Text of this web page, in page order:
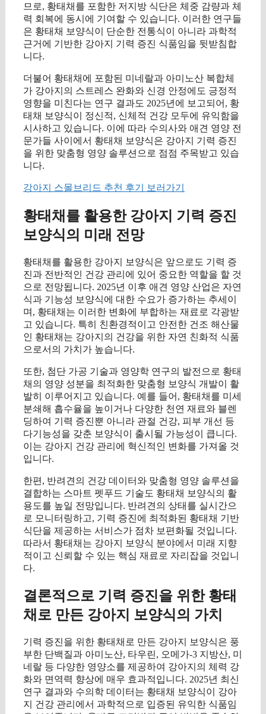
므로, 황태채를 포함한 저지방 식단은 체중 감량과 체
력 회복에 동시에 기여할 수 있습니다. 이러한 연구들
은 황태채 보양식이 단순한 전통식이 아니라 과학적
근거에 기반한 강아지 기력 증진 식품임을 뒷받침합
니다.
더불어 황태채에 포함된 미네랄과 아미노산 복합체
가 강아지의 스트레스 완화와 신경 안정에도 긍정적
영향을 미친다는 연구 결과도 2025년에 보고되어, 황
태채 보양식이 정신적, 신체적 건강 모두에 유익함을
시사하고 있습니다. 이에 따라 수의사와 애견 영양 전
문가들 사이에서 황태채 보양식은 강아지 기력 증진
을 위한 맞춤형 영양 솔루션으로 점점 주목받고 있습
니다.
강아지 스몰브리드 추천 후기 보러가기
황태채를 활용한 강아지 기력 증진
보양식의 미래 전망
황태채를 활용한 강아지 보양식은 앞으로도 기력 증
진과 전반적인 건강 관리에 있어 중요한 역할을 할 것
으로 전망됩니다. 2025년 이후 애견 영양 산업은 자연
식과 기능성 보양식에 대한 수요가 증가하는 추세이
며, 황태채는 이러한 변화에 부합하는 재료로 각광받
고 있습니다. 특히 친환경적이고 안전한 건조 해산물
인 황태채는 강아지의 건강을 위한 자연 친화적 식품
으로서의 가치가 높습니다.
또한, 첨단 가공 기술과 영양학 연구의 발전으로 황태
채의 영양 성분을 최적화한 맞춤형 보양식 개발이 활
발히 이루어지고 있습니다. 예를 들어, 황태채를 미세
분쇄해 흡수율을 높이거나 다양한 천연 재료와 블렌
딩하여 기력 증진뿐 아니라 관절 건강, 피부 개선 등
다기능성을 갖춘 보양식이 출시될 가능성이 큽니다.
이는 강아지 건강 관리에 혁신적인 변화를 가져올 것
입니다.
한편, 반려견의 건강 데이터와 맞춤형 영양 솔루션을
결합하는 스마트 펫푸드 기술도 황태채 보양식의 활
용도를 높일 전망입니다. 반려견의 상태를 실시간으
로 모니터링하고, 기력 증진에 최적화된 황태채 기반
식단을 제공하는 서비스가 점차 보편화될 것입니다.
따라서 황태채는 강아지 보양식 분야에서 미래 지향
적이고 신뢰할 수 있는 핵심 재료로 자리잡을 것입니
다.
결론적으로 기력 증진을 위한 황태
채로 만든 강아지 보양식의 가치
기력 증진을 위한 황태채로 만든 강아지 보양식은 풍
부한 단백질과 아미노산, 타우린, 오메가-3 지방산, 미
네랄 등 다양한 영양소를 제공하여 강아지의 체력 강
화와 면역력 향상에 매우 효과적입니다. 2025년 최신
연구 결과와 수의학 데이터는 황태채 보양식이 강아
지 건강 관리에서 과학적으로 입증된 유익한 식품임